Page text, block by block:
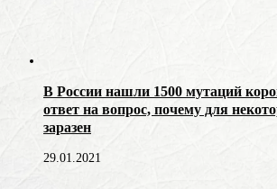
В России нашли 1500 мутаций
ответ на вопрос, почему для
заразен
29.01.2021